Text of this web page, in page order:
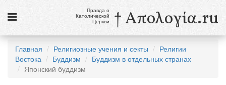
Новости
Правда о
Католической
Церкви † Απολογία.ru
Главная Религиозные учения и секты
Религии
Востока
Буддизм
Буддизм в отдельных странах
Японский буддизм